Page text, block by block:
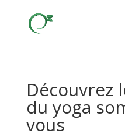
Découvrez
du yoga
vous